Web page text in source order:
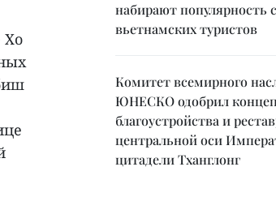
Хо
набирают популярность
вьетнамских туристов
Комитет всемирного
ЮНЕСКО одобрил
благоустройства и
центральной оси
цитадели Тханглонг